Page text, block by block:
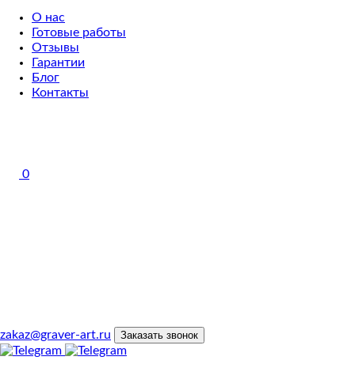
О нас
Готовые работы
Отзывы
Гарантии
Блог
Контакты
0
zakaz@graver-art.ru Заказать звонок